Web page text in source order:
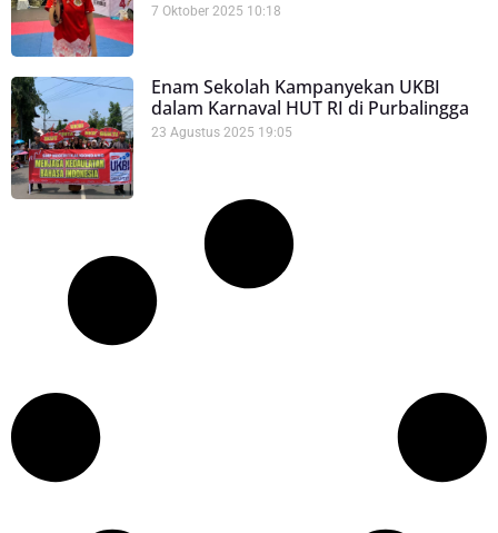
7 Oktober 2025 10:18
Enam Sekolah Kampanyekan UKBI
dalam Karnaval HUT RI di Purbalingga
23 Agustus 2025 19:05